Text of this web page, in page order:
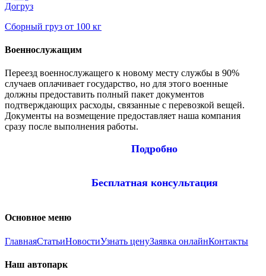
Догруз
Сборный груз от 100 кг
Военнослужащим
Переезд военнослужащего к новому месту службы в 90%
случаев оплачивает государство, но для этого военные
должны предоставить полный пакет документов
подтверждающих расходы, связанные с перевозкой вещей.
Документы на возмещение предоставляет наша компания
сразу после выполнения работы.
Подробно
Бесплатная консультация
Основное меню
ГлавнаяСтатьиНовостиУзнать ценуЗаявка онлайнКонтакты
Наш автопарк